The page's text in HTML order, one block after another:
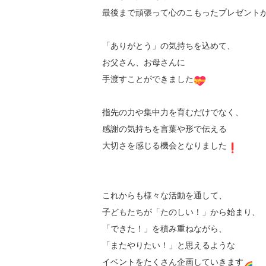
最後まで頑張って心のこもったプレゼント
「ありがとう」の気持ちを込めて、
お父さん、お母さんに
手渡すことができました
指先の力や集中力を育むだけでなく、
感謝の気持ちを言葉や形で伝える
大切さを感じる機会となりました
これからも様々な活動を通して、
子どもたちが「たのしい！」から始まり、
「できた！」を積み重ねながら、
「またやりたい！」と思えるような
イベントをたくさん企画していきます